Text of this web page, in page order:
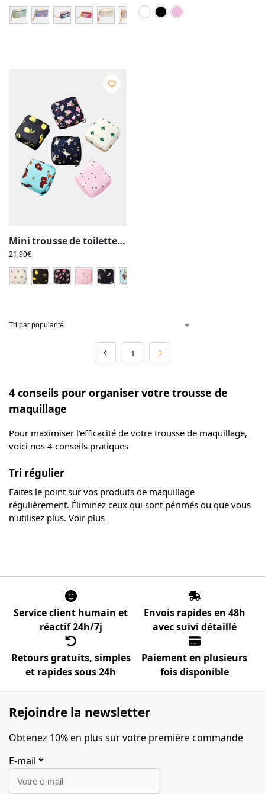
Mini trousse de toilette, maquillage, carrée, plusieurs motifs
21,90€
1 2
4 conseils pour organiser votre trousse de
maquillage
Pour maximiser l’efficacité de votre trousse de maquillage,
voici nos 4 conseils pratiques
Tri régulier
Faites le point sur vos produits de maquillage
régulièrement. Éliminez ceux qui sont périmés ou que vous
n’utilisez plus. Voir plus
Service client humain et
réactif 24h/7j
Envois rapides en 48h
avec suivi détaillé
Retours gratuits, simples
et rapides sous 24h
Paiement en plusieurs
fois disponible
Rejoindre la newsletter
Obtenez 10% en plus sur votre première commande
E-mail *